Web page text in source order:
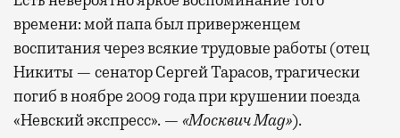
времени: мой папа был приверженцем
воспитания через всякие трудовые работы (отец
Никиты — сенатор Сергей Тарасов, трагически
погиб в ноябре 2009 года при крушении поезда
«Невский экспресс». — «Москвич Mag»).